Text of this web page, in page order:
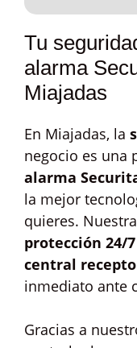
Tu
alarma
Miajadas
En Miajadas, la
negocio es una
alarma
la mejor
quieres.
protección 24/7
central
inmediato ante
Gracias a